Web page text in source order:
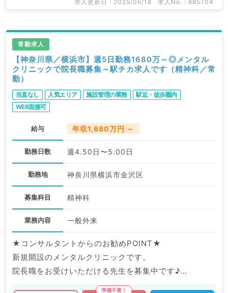
求人更新日 : 2025/06/18 求人No. : 885704
常勤求人
【神奈川県／横浜市】週5日勤務1680万～◎メンタル
クリニックで院長職募集～駅チカ求人です（精神科／常
勤）
当直なし 人気エリア 施設管理の業務
駅近・徒歩圏内
WEB面接可
給与 年収1,680万円 ～
勤務日数 週4.50日〜5.00日
勤務地 神奈川県横浜市金沢区
募集科目 精神科
業務内容 一般外来
★コンサルタントからのお勧めPOINT★
新規開設のメンタルクリニックです。
院長職をお受けいただける先生を募集中です♪